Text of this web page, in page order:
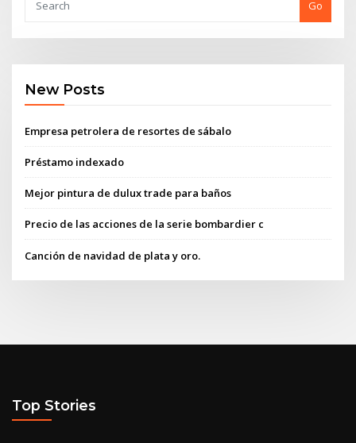
Go
New Posts
Empresa petrolera de resortes de sábalo
Préstamo indexado
Mejor pintura de dulux trade para baños
Precio de las acciones de la serie bombardier c
Canción de navidad de plata y oro.
Top Stories